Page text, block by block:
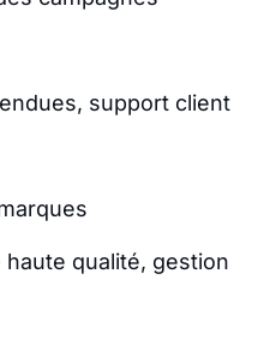
support client
qualité, gestion